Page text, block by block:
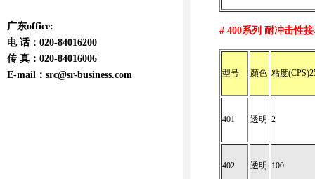
广东office:
电 话：020-84016200
传 真：020-84016006
E-mail： src@sr-business.com
# 400系列 耐冲击性
型号 顏色 粘度
401 透明 2
402 透明 100